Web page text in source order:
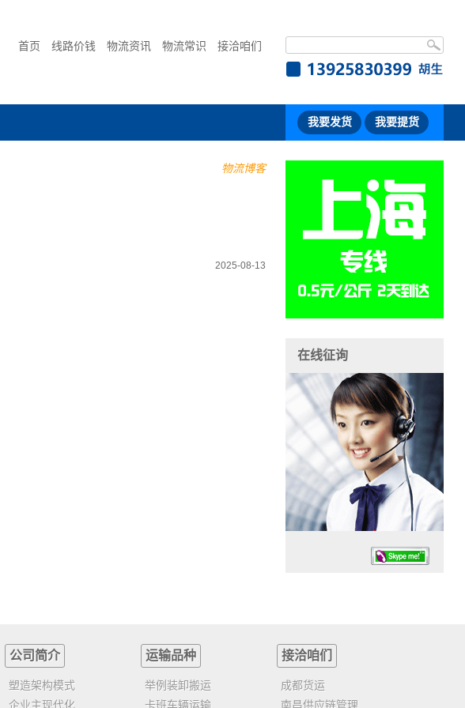
首页 线路价钱 物流资讯 物流常识 接洽咱们
我要发货 我要提货
物流博客
2025-08-13
在线征询
任务时候：07:30 – – 23:30
公司简介
塑造架构模式
企业主现代化
运输品种
举例装卸搬运
卡班车辆运输
接洽咱们
成都货运
南昌供应链管理